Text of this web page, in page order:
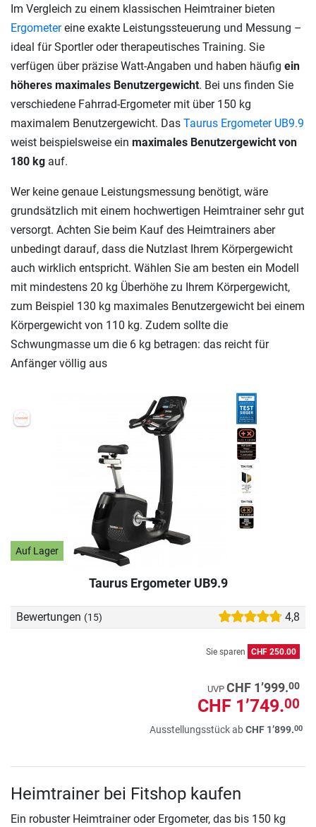
Auf Lager
Taurus Ergometer UB9.9
Bewertungen (15) 4,8
Sie sparen CHF 250.00
UVP CHF 1’999.00
CHF 1’749.00
Ausstellungsstück abCHF 1’899.00
Im Vergleich zu einem klassischen Heimtrainer bieten
Ergometereine exakte Leistungssteuerung und Messung –
ideal für Sportler oder therapeutisches Training. Sie
verfügen über präzise Watt-Angaben und haben häufig ein
höheres maximales Benutzergewicht. Bei uns finden Sie
verschiedene Fahrrad-Ergometer mit über 150 kg
maximalem Benutzergewicht. Das Taurus Ergometer UB9.9
weist beispielsweise ein maximales Benutzergewicht von
180 kg auf.
Wer keine genaue Leistungsmessung benötigt, wäre
grundsätzlich mit einem hochwertigen Heimtrainer sehr gut
versorgt. Achten Sie beim Kauf des Heimtrainers aber
unbedingt darauf, dass die Nutzlast Ihrem Körpergewicht
auch wirklich entspricht. Wählen Sie am besten ein Modell
mit mindestens 20 kg Überhöhe zu Ihrem Körpergewicht,
zum Beispiel 130 kg maximales Benutzergewicht bei einem
Körpergewicht von 110 kg. Zudem sollte die
Schwungmasse um die 6 kg betragen: das reicht für
Anfänger völlig aus
Heimtrainer bei Fitshop kaufen
Ein robuster Heimtrainer oder Ergometer, das bis 150 kg